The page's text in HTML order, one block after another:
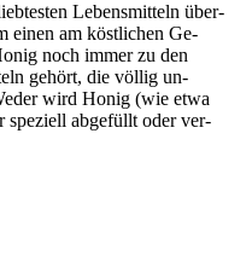
Lebens­mitteln über­
einen am köstlichen Ge­
noch immer zu den
gehört, die völlig un­
wird Honig (wie etwa
speziell ab­gefüllt oder ver­